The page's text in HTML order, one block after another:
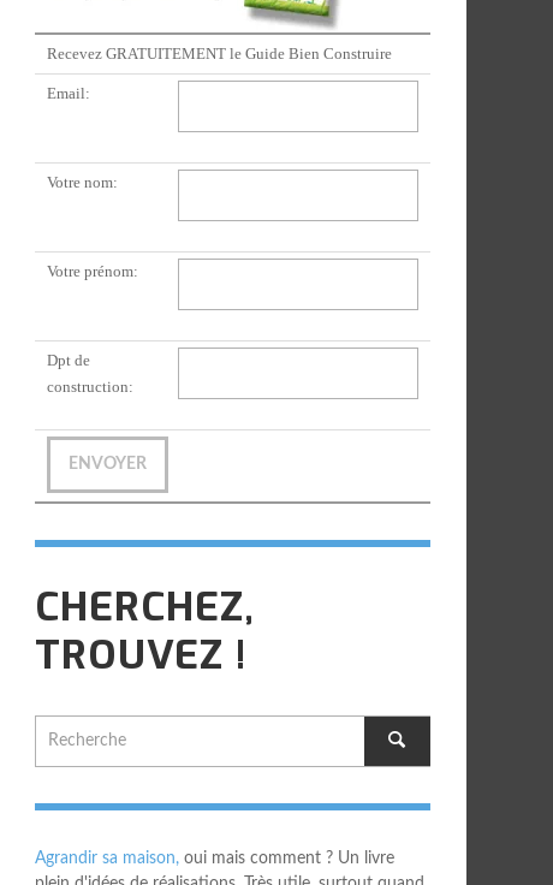
Recevez GRATUITEMENT le Guide Bien Construire
Email:
Votre nom:
Votre prénom:
Dpt de
construction:
CHERCHEZ,
TROUVEZ !
Agrandir sa maison, oui mais comment ? Un livre